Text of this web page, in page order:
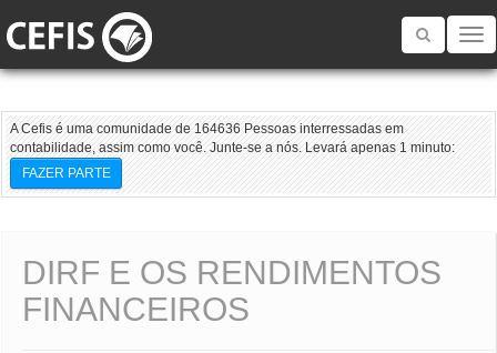
Toggle
A Cefis é uma comunidade de 164636 Pessoas interressadas em
contabilidade, assim como você. Junte-se a nós. Levará apenas 1 minuto:
FAZER PARTE
DIRF E OS RENDIMENTOS
FINANCEIROS